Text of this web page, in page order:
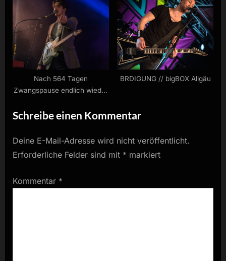
Nach 564 Tagen
Zwangspause endlich wieder
BRDIGUNG // bigBOX Allgäu
Schreibe einen Kommentar
Deine E-Mail-Adresse wird nicht veröffentlicht.
Erforderliche Felder sind mit * markiert
Kommentar *